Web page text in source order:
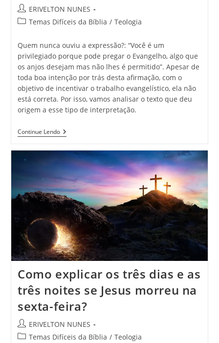
ERIVELTON NUNES
Temas Difíceis da Bíblia / Teologia
Quem nunca ouviu a expressão?: “Você é um
privilegiado porque pode pregar o Evangelho, algo que
os anjos desejam mas não lhes é permitido”. Apesar de
toda boa intenção por trás desta afirmação, com o
objetivo de incentivar o trabalho evangelístico, ela não
está correta. Por isso, vamos analisar o texto que deu
origem a esse tipo de interpretação.
Continue Lendo
Como explicar os três dias e as
três noites se Jesus morreu na
sexta-feira?
ERIVELTON NUNES
Temas Difíceis da Bíblia / Teologia